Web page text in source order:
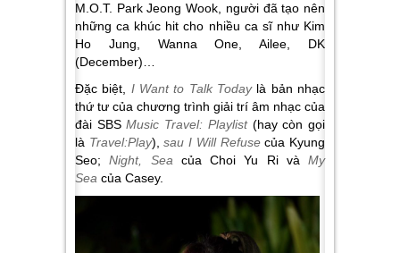
M.O.T. Park Jeong Wook, người đã tạo nên
những ca khúc hit cho nhiều ca sĩ như Kim
Ho Jung, Wanna One, Ailee, DK
(December)…
Đặc biệt, I Want to Talk Todaylà bản nhạc
thứ tư của chương trình giải trí âm nhạc của
đài SBSMusic Travel: Playlist(hay còn gọi
là Travel:Play),sau I Will Refusecủa Kyung
Seo;Night, Seacủa Choi Yu Ri và My
Sea của Casey.